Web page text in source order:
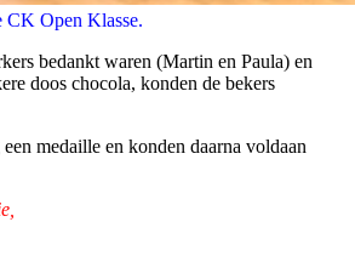
CK Open Klasse.
bedankt waren (Martin en Paula) en
doos chocola, konden de bekers
medaille en konden daarna voldaan